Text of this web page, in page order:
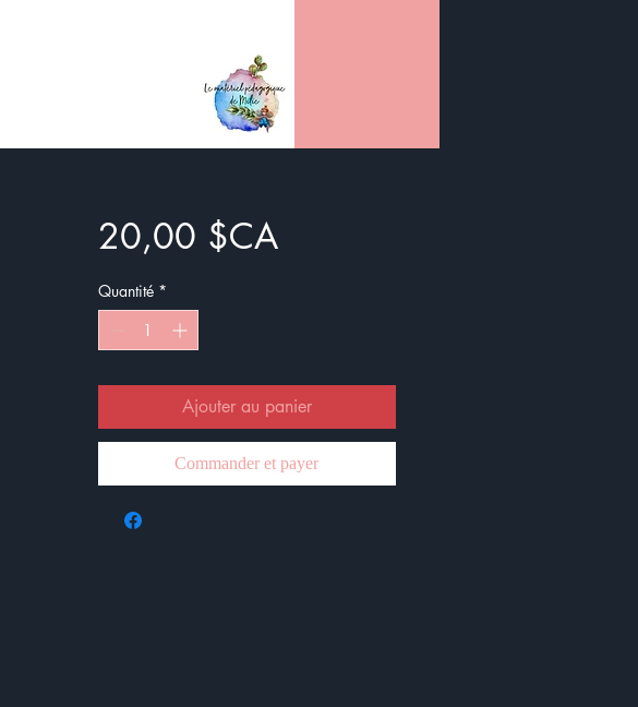
20,00 $CAPrix
Quantité *
Ajouter au panier
Commander et payer